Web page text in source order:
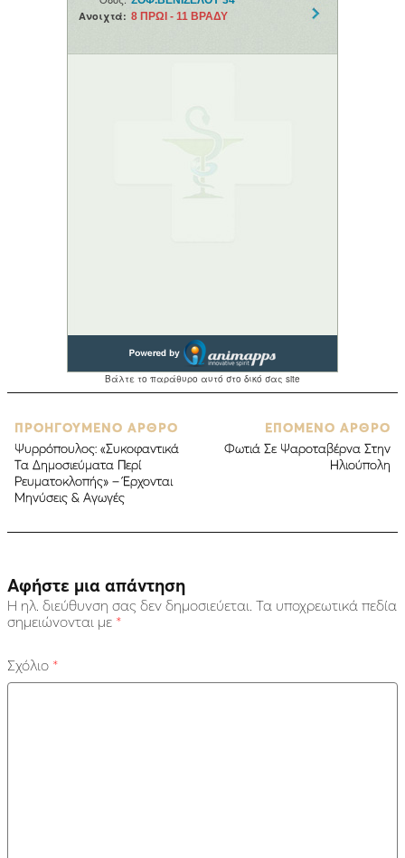
ΠΡΟΗΓΟΥΜΕΝΟ ΑΡΘΡΟ
Ψυρρόπουλος: «Συκοφαντικά
Τα Δημοσιεύματα Περί
Ρευματοκλοπής» – Έρχονται
Μηνύσεις & Αγωγές
ΕΠΟΜΕΝΟ ΑΡΘΡΟ
Φωτιά Σε Ψαροταβέρνα Στην
Ηλιούπολη
Αφήστε μια απάντηση
Η ηλ. διεύθυνση σας δεν δημοσιεύεται. Τα υποχρεωτικά πεδία
σημειώνονται με *
Σχόλιο *